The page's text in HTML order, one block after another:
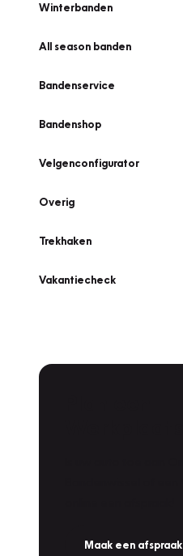
Winterbanden
All season banden
Bandenservice
Bandenshop
Velgenconfigurator
Overig
Trekhaken
Vakantiecheck
Maak een afspraak